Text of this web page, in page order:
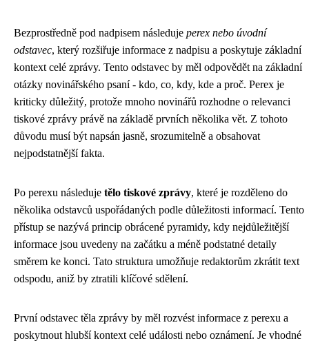
Bezprostředně pod nadpisem následuje perex nebo úvodní
odstavec, který rozšiřuje informace z nadpisu a poskytuje základní
kontext celé zprávy. Tento odstavec by měl odpovědět na základní
otázky novinářského psaní - kdo, co, kdy, kde a proč. Perex je
kriticky důležitý, protože mnoho novinářů rozhodne o relevanci
tiskové zprávy právě na základě prvních několika vět. Z tohoto
důvodu musí být napsán jasně, srozumitelně a obsahovat
nejpodstatnější fakta.
Po perexu následuje tělo tiskové zprávy, které je rozděleno do
několika odstavců uspořádaných podle důležitosti informací. Tento
přístup se nazývá princip obrácené pyramidy, kdy nejdůležitější
informace jsou uvedeny na začátku a méně podstatné detaily
směrem ke konci. Tato struktura umožňuje redaktorům zkrátit text
odspodu, aniž by ztratili klíčové sdělení.
První odstavec těla zprávy by měl rozvést informace z perexu a
poskytnout hlubší kontext celé události nebo oznámení. Je vhodné